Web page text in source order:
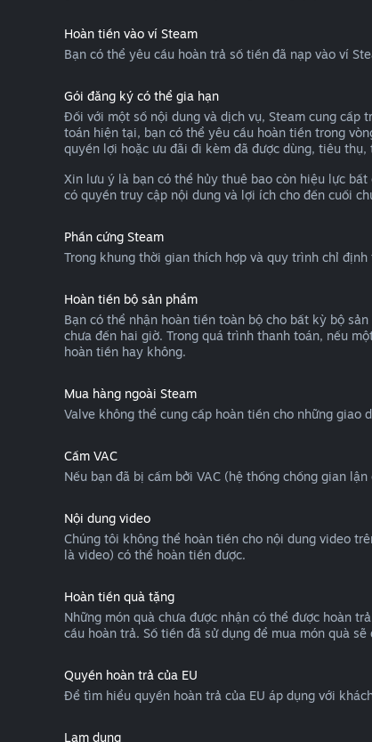
Hoàn tiền vào ví Steam
Bạn có thể yêu cầu hoàn trả số tiền đã nạp vào ví
Gói đăng ký có thể gia hạn
Đối với một số nội dung và dịch vụ, Steam cung cấp
toán hiện tại, bạn có thể yêu cầu hoàn tiền trong
quyền lợi hoặc ưu đãi đi kèm đã được dùng, tiêu
Xin lưu ý là bạn có thể hủy thuê bao còn hiệu lực
có quyền truy cập nội dung và lợi ích cho đến cuối
Phần cứng Steam
Trong khung thời gian thích hợp và quy trình chỉ định
Hoàn tiền bộ sản phẩm
Bạn có thể nhận hoàn tiền toàn bộ cho bất kỳ bộ
chưa đến hai giờ. Trong quá trình thanh toán, nếu
hoàn tiền hay không.
Mua hàng ngoài Steam
Valve không thể cung cấp hoàn tiền cho những giao
Cấm VAC
Nếu bạn đã bị cấm bởi VAC (hệ thống chống gian
Nội dung video
Chúng tôi không thể hoàn tiền cho nội dung video
là video) có thể hoàn tiền được.
Hoàn tiền quà tặng
Những món quà chưa được nhận có thể được hoàn
cầu hoàn trả. Số tiền đã sử dụng để mua món quà
Quyền hoàn trả của EU
Để tìm hiểu quyền hoàn trả của EU áp dụng với
Lạm dụng